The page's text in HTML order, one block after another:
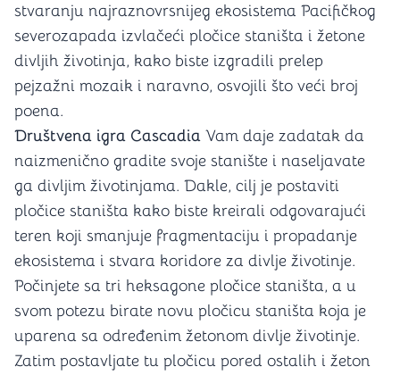
stvaranju najraznovrsnijeg ekosistema Pacifičkog
severozapada izvlačeći pločice staništa i žetone
divljih životinja, kako biste izgradili prelep
pejzažni mozaik i naravno, osvojili što veći broj
poena.
Društvena igra Cascadia Vam daje zadatak da
naizmenično gradite svoje stanište i naseljavate
ga divljim životinjama. Dakle, cilj je postaviti
pločice staništa kako biste kreirali odgovarajući
teren koji smanjuje fragmentaciju i propadanje
ekosistema i stvara koridore za divlje životinje.
Počinjete sa tri heksagone pločice staništa, a u
svom potezu birate novu pločicu staništa koja je
uparena sa određenim žetonom divlje životinje.
Zatim postavljate tu pločicu pored ostalih i žeton